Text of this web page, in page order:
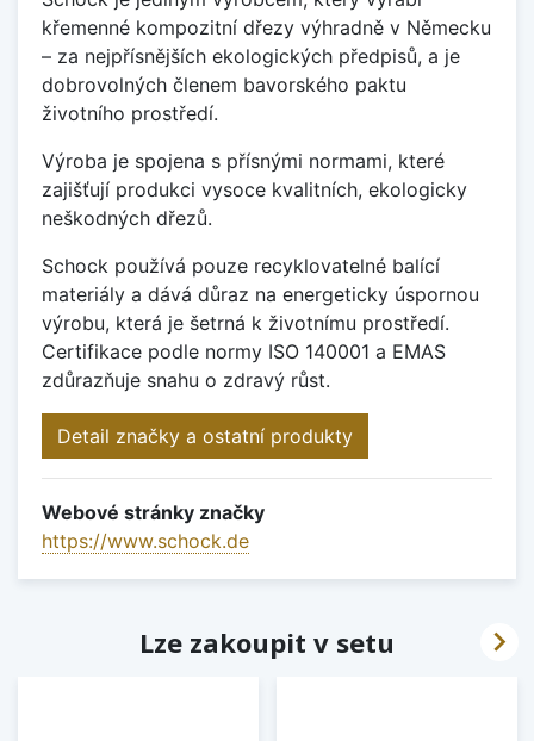
křemenné kompozitní dřezy výhradně v Německu
– za nejpřísnějších ekologických předpisů, a je
dobrovolných členem bavorského paktu
životního prostředí.
Výroba je spojena s přísnými normami, které
zajišťují produkci vysoce kvalitních, ekologicky
neškodných dřezů.
Schock používá pouze recyklovatelné balící
materiály a dává důraz na energeticky úspornou
výrobu, která je šetrná k životnímu prostředí.
Certifikace podle normy ISO 140001 a EMAS
zdůrazňuje snahu o zdravý růst.
Detail značky a ostatní produkty
Webové stránky značky
https://www.schock.de
Lze zakoupit v setu 